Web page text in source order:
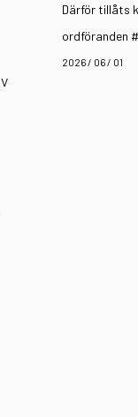
Därför tillåts
ordföranden
2026 / 06 / 01